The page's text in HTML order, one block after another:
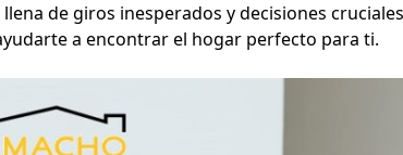
de giros inesperados y decisiones
a encontrar el hogar perfecto para ti.